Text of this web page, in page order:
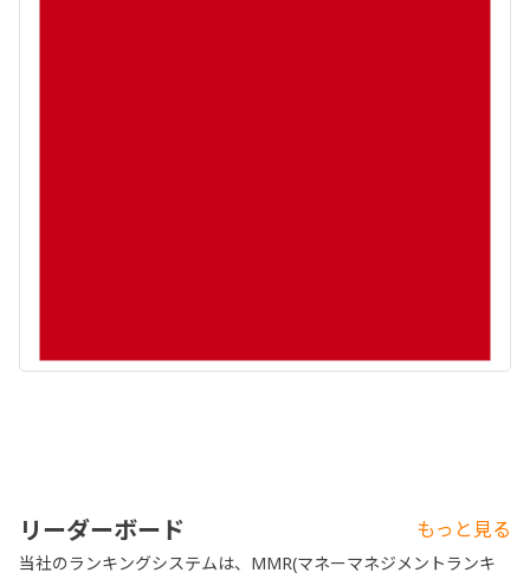
リーダーボード もっと見る
当社のランキングシステムは、MMR(マネーマネジメントランキ